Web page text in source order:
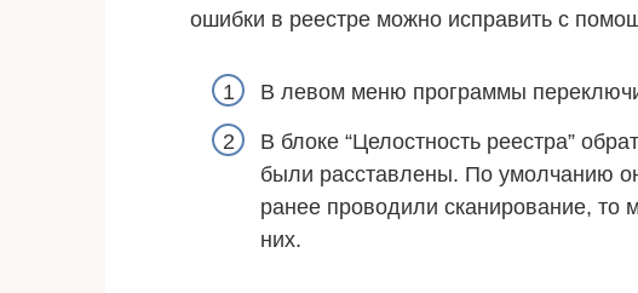
ошибки в реестре можно исправить с
В левом меню программы
В блоке “Целостность реестра”
были расставлены. По умолчанию
ранее проводили сканирование, то
них.